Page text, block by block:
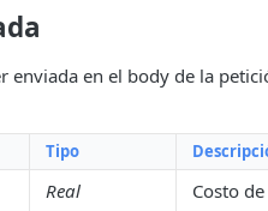
enviada en el body de la
Tipo
Real Costo